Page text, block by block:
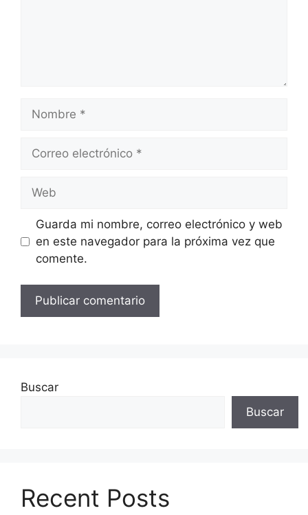
electrónico
Guarda mi nombre, correo electrónico y web
en este navegador para la próxima vez que
comente.
Buscar
Buscar
Recent Posts